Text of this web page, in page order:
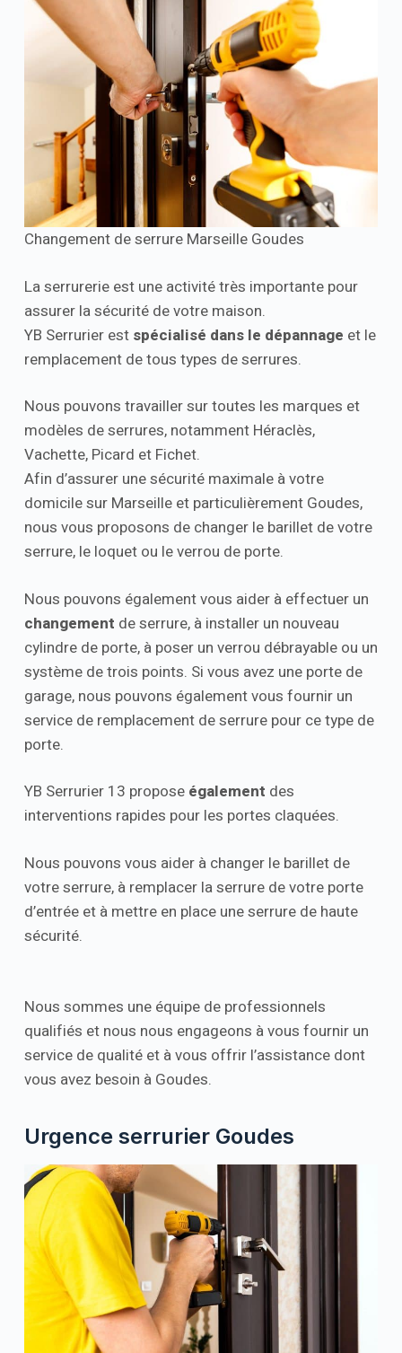
Changement de serrure Marseille Goudes
La serrurerie est une activité très importante pour
assurer la sécurité de votre maison.
YB Serrurier est spécialisé dans le dépannage et le
remplacement de tous types de serrures.
Nous pouvons travailler sur toutes les marques et
modèles de serrures, notamment Héraclès,
Vachette, Picard et Fichet.
Afin d’assurer une sécurité maximale à votre
domicile sur Marseille et particulièrement Goudes,
nous vous proposons de changer le barillet de votre
serrure, le loquet ou le verrou de porte.
Nous pouvons également vous aider à effectuer un
changement de serrure, à installer un nouveau
cylindre de porte, à poser un verrou débrayable ou un
système de trois points. Si vous avez une porte de
garage, nous pouvons également vous fournir un
service de remplacement de serrure pour ce type de
porte.
YB Serrurier 13 propose également des
interventions rapides pour les portes claquées.
Nous pouvons vous aider à changer le barillet de
votre serrure, à remplacer la serrure de votre porte
d’entrée et à mettre en place une serrure de haute
sécurité.
Nous sommes une équipe de professionnels
qualifiés et nous nous engageons à vous fournir un
service de qualité et à vous offrir l’assistance dont
vous avez besoin à Goudes.
Urgence serrurier Goudes